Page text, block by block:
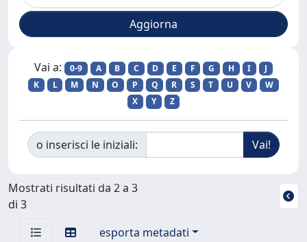
Vai a: 0-9 A B C D E F G H I
J
K
L M N O P Q R S T U V
W
X
Y Z
o inserisci le iniziali:
Mostrati risultati da 2 a 3
di 3
esporta metadati